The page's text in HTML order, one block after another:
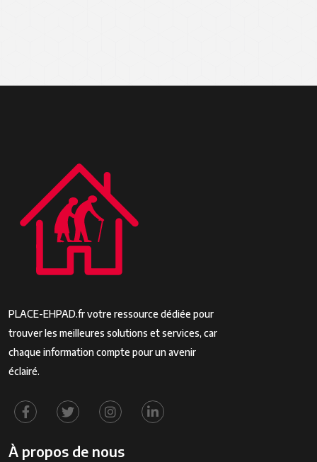
PLACE-EHPAD.fr votre ressource dédiée pour
trouver les meilleures solutions et services, car
chaque information compte pour un avenir
éclairé.
À propos de nous